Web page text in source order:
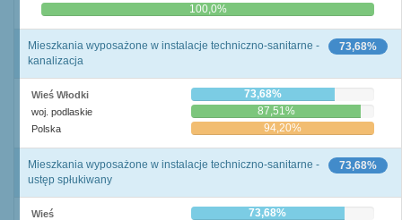
0,0% 100,0%
73,68%
Mieszkania wyposażone w instalacje techniczno-sanitarne -
kanalizacja
Wieś Włodki 73,68%
woj. podlaskie 87,51%
Polska 94,20%
73,68%
Mieszkania wyposażone w instalacje techniczno-sanitarne -
ustęp spłukiwany
Wieś 73,68%